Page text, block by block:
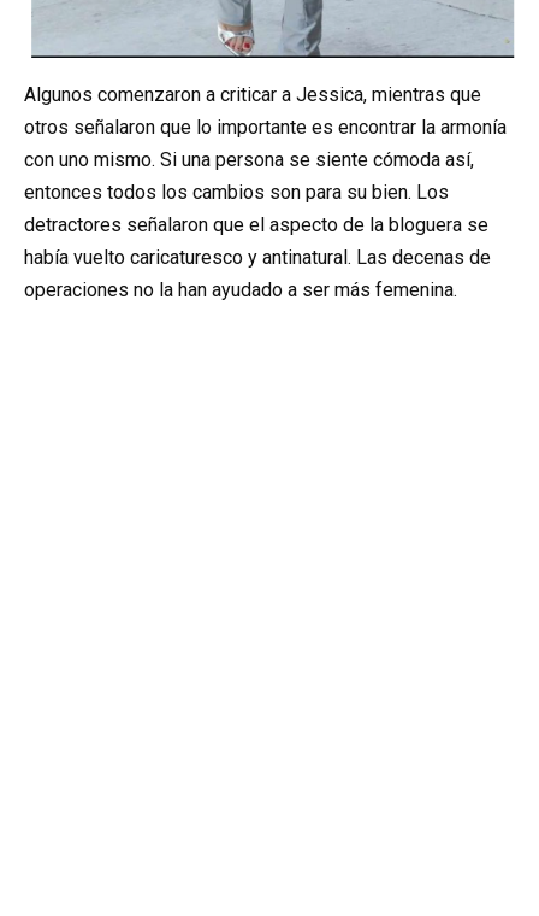
Algunos comenzaron a criticar a Jessica, mientras que
otros señalaron que lo importante es encontrar la armonía
con uno mismo. Si una persona se siente cómoda así,
entonces todos los cambios son para su bien. Los
detractores señalaron que el aspecto de la bloguera se
había vuelto caricaturesco y antinatural. Las decenas de
operaciones no la han ayudado a ser más femenina.